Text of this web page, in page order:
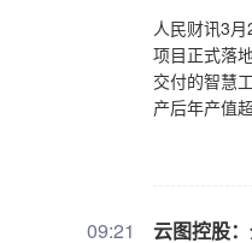
人民财讯3
项目正式落
交付的智慧
产后年产值
09:21 云图控股